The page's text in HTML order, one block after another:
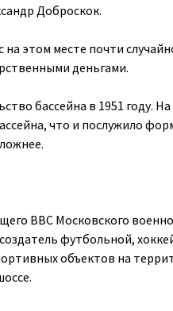
Доброскок.
этом месте почти
деньгами.
бассейна в 1951 году.
что и послужило
ВВС Московского
футбольной,
объектов на